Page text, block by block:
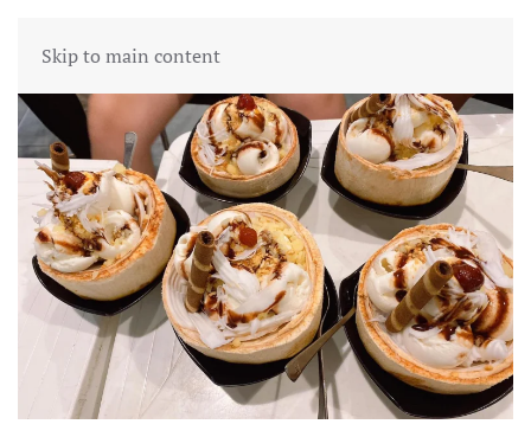
Skip to main content